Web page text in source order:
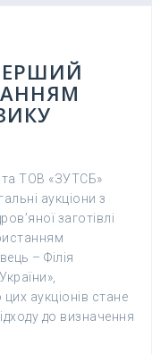
ТОВ «ЗУТСБ»
аукціони з
заготівлі
– Філія
аукціонів стане
до визначення